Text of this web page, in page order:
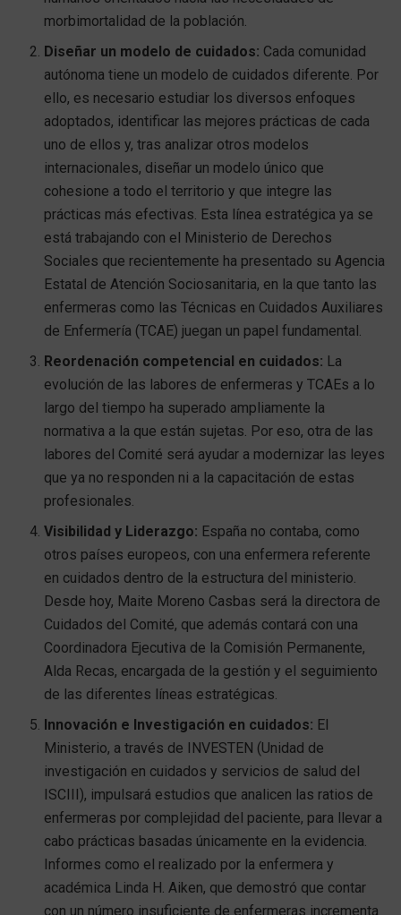
morbimortalidad de la población.
Diseñar un modelo de cuidados: Cada comunidad
autónoma tiene un modelo de cuidados diferente. Por
ello, es necesario estudiar los diversos enfoques
adoptados, identificar las mejores prácticas de cada
uno de ellos y, tras analizar otros modelos
internacionales, diseñar un modelo único que
cohesione a todo el territorio y que integre las
prácticas más efectivas. Esta línea estratégica ya se
está trabajando con el Ministerio de Derechos
Sociales que recientemente ha presentado su Agencia
Estatal de Atención Sociosanitaria, en la que tanto las
enfermeras como las Técnicas en Cuidados Auxiliares
de Enfermería (TCAE) juegan un papel fundamental.
Reordenación competencial en cuidados: La
evolución de las labores de enfermeras y TCAEs a lo
largo del tiempo ha superado ampliamente la
normativa a la que están sujetas. Por eso, otra de las
labores del Comité será ayudar a modernizar las leyes
que ya no responden ni a la capacitación de estas
profesionales.
Visibilidad y Liderazgo: España no contaba, como
otros países europeos, con una enfermera referente
en cuidados dentro de la estructura del ministerio.
Desde hoy, Maite Moreno Casbas será la directora de
Cuidados del Comité, que además contará con una
Coordinadora Ejecutiva de la Comisión Permanente,
Alda Recas, encargada de la gestión y el seguimiento
de las diferentes líneas estratégicas.
Innovación e Investigación en cuidados: El
Ministerio, a través de INVESTEN (Unidad de
investigación en cuidados y servicios de salud del
ISCIII), impulsará estudios que analicen las ratios de
enfermeras por complejidad del paciente, para llevar a
cabo prácticas basadas únicamente en la evidencia.
Informes como el realizado por la enfermera y
académica Linda H. Aiken, que demostró que contar
con un número insuficiente de enfermeras incrementa